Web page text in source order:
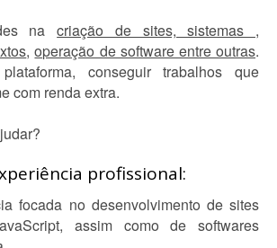
nacriação de sites, sistemas ,
,operação de software entre outras.
conseguir trabalhos que
com renda extra.
profissional:
focada no desenvolvimento de sites
assim como de softwares